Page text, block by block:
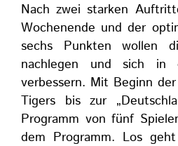
Nach zwei starken
Wochenende und der
sechs Punkten wollen
nachlegen und sich in
verbessern. Mit Beginn
Tigers bis zur
Programm von fünf
dem Programm. Los